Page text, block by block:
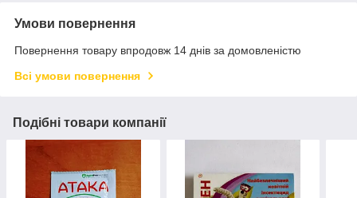
Умови повернення
Повернення товару впродовж 14 днів за домовленістю
Всі умови повернення
Подібні товари компанії